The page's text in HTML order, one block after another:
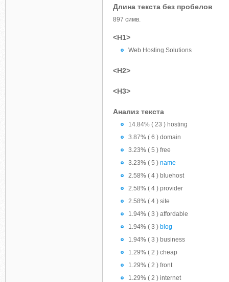
Длина текста без пробелов
897 симв.
<H1>
Web Hosting Solutions
<H2>
<H3>
Анализ текста
14.84% ( 23 ) hosting
3.87% ( 6 ) domain
3.23% ( 5 ) free
3.23% ( 5 ) name
2.58% ( 4 ) bluehost
2.58% ( 4 ) provider
2.58% ( 4 ) site
1.94% ( 3 ) affordable
1.94% ( 3 ) blog
1.94% ( 3 ) business
1.29% ( 2 ) cheap
1.29% ( 2 ) front
1.29% ( 2 ) internet